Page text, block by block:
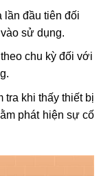
lần đầu tiên đối
sử dụng.
chu kỳ đối với
tra khi thấy thiết bị
phát hiện sự cố